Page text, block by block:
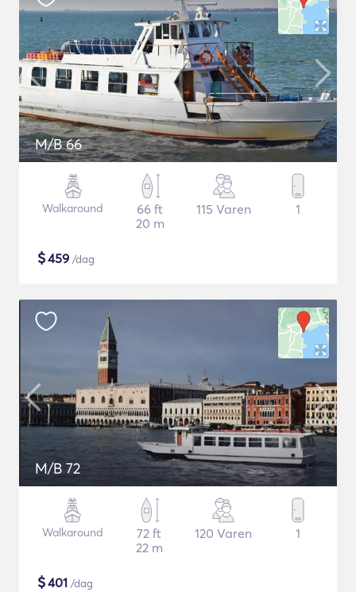
M/B 66
Walkaround
66 ft
20 m
115 Varen 1
$459 /dag
M/B 72
Walkaround
72 ft
22 m
120 Varen 1
$401 /dag